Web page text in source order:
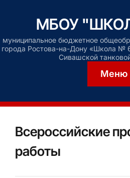
МБОУ
муниципальное бюджетное
города Ростова-на-Дону «Школа №
Сивашской
Меню
Всероссийские
работы